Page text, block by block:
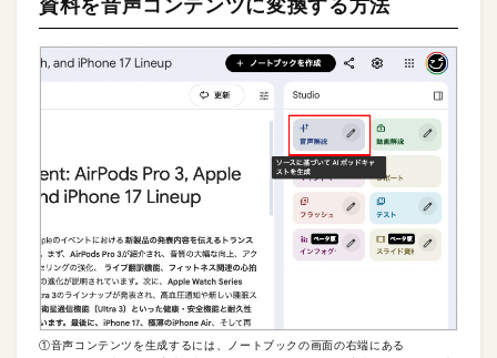
資料を音声コンテンツに変換する方法
①音声コンテンツを生成するには、ノートブックの画面の右端にある